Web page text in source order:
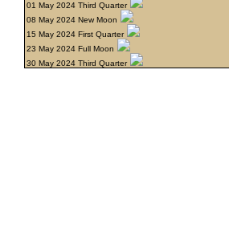
01 May 2024 Third Quarter
08 May 2024 New Moon
15 May 2024 First Quarter
23 May 2024 Full Moon
30 May 2024 Third Quarter